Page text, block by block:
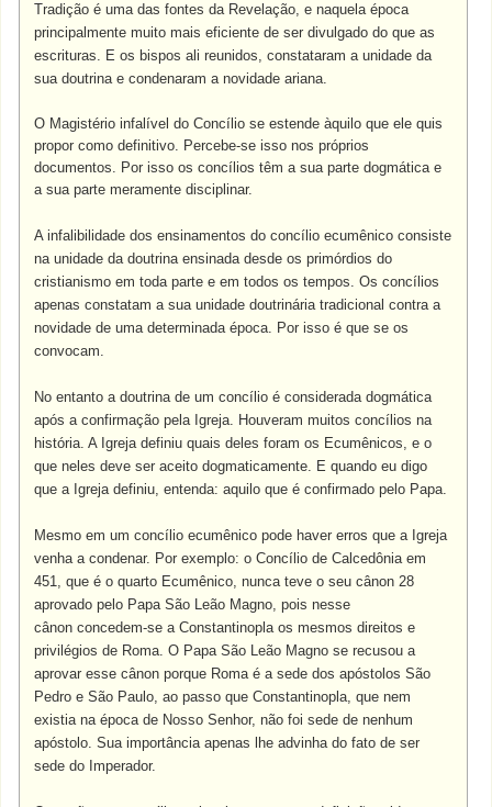
Tradição é uma das fontes da Revelação, e naquela época
principalmente muito mais eficiente de ser divulgado do que as
escrituras. E os bispos ali reunidos, constataram a unidade da
sua doutrina e condenaram a novidade ariana.
O Magistério infalível do Concílio se estende àquilo que ele quis
propor como definitivo. Percebe-se isso nos próprios
documentos. Por isso os concílios têm a sua parte dogmática e
a sua parte meramente disciplinar.
A infalibilidade dos ensinamentos do concílio ecumênico consiste
na unidade da doutrina ensinada desde os primórdios do
cristianismo em toda parte e em todos os tempos. Os concílios
apenas constatam a sua unidade doutrinária tradicional contra a
novidade de uma determinada época. Por isso é que se os
convocam.
No entanto a doutrina de um concílio é considerada dogmática
após a confirmação pela Igreja. Houveram muitos concílios na
história. A Igreja definiu quais deles foram os Ecumênicos, e o
que neles deve ser aceito dogmaticamente. E quando eu digo
que a Igreja definiu, entenda: aquilo que é confirmado pelo Papa.
Mesmo em um concílio ecumênico pode haver erros que a Igreja
venha a condenar. Por exemplo:o Concílio de Calcedônia em
451, que é o quarto Ecumênico, nunca teve o seu cânon 28
aprovado pelo Papa São Leão Magno, pois nesse
cânon concedem-se a Constantinopla os mesmos direitos e
privilégios de Roma. O Papa São Leão Magno se recusou a
aprovar esse cânon porque Roma é a sede dos apóstolos São
Pedro e São Paulo, ao passo que Constantinopla, que nem
existia na época de Nosso Senhor, não foi sede de nenhum
apóstolo. Sua importância apenas lhe advinha do fato de ser
sede do Imperador.